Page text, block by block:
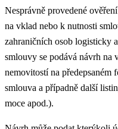
Nesprávně provedené
na vklad nebo k nutnosti
zahraničních osob logisticky
smlouvy se podává návrh na
nemovitostí na předepsaném
smlouva a případně další
moce apod.).